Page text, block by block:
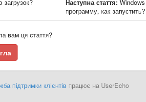
загрузок? Наступна стаття:
программу, как запустить?
вам ця стаття?
підтримки клієнтівпрацює на UserEcho